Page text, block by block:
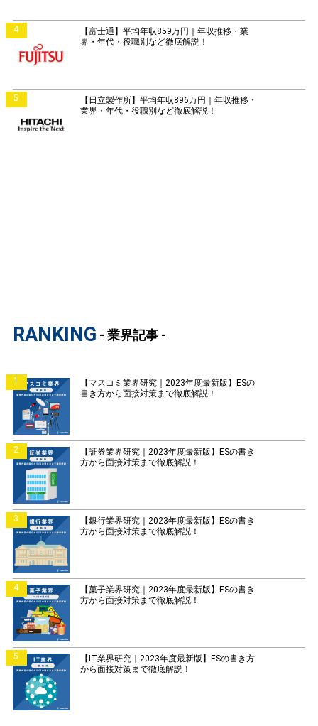
4
【富士通】平均年収859万円｜年収推移・業
界・年代・役職別など徹底解説！
5
【日立製作所】平均年収896万円｜年収推移・
業界・年代・役職別など徹底解説！
RANKING - 業界記事 -
1
【マスコミ業界研究｜2023年度最新版】ESの
書き方から面接対策まで徹底解説！
2
【証券業界研究｜2023年度最新版】ESの書き
方から面接対策まで徹底解説！
3
【銀行業界研究｜2023年度最新版】ESの書き
方から面接対策まで徹底解説！
4
【菓子業界研究｜2023年度最新版】ESの書き
方から面接対策まで徹底解説！
5
【IT業界研究｜2023年度最新版】ESの書き方
から面接対策まで徹底解説！